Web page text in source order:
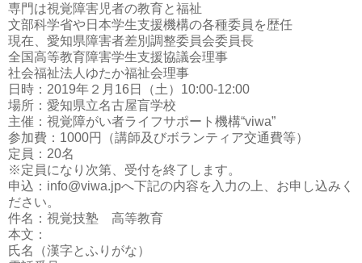
専門は視覚障害児者の教育と福祉
文部科学省や日本学生支援機構の各種委員を歴任
現在、愛知県障害者差別調整委員会委員長
全国高等教育障害学生支援協議会理事
社会福祉法人ゆたか福祉会理事
日時：2019年２月16日（土）10:00-12:00
場所：愛知県立名古屋盲学校
主催：視覚障がい者ライフサポート機構“viwa”
参加費：1000円（講師及びボランティア交通費等）
定員：20名
※定員になり次第、受付を終了します。
申込：info@viwa.jpへ下記の内容を入力の上、お申し込みく
ださい。
件名：視覚技塾 高等教育
本文：
氏名（漢字とふりがな）